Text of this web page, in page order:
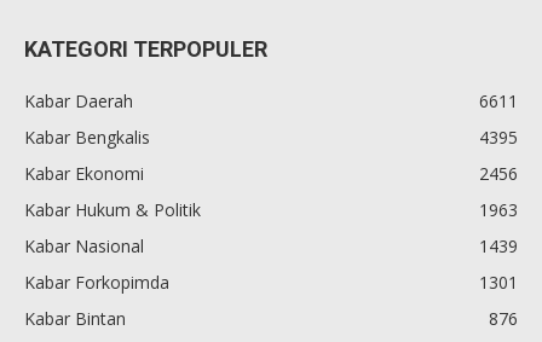
KATEGORI TERPOPULER
Kabar Daerah
6611
Kabar Bengkalis
4395
Kabar Ekonomi
2456
Kabar Hukum & Politik
1963
Kabar Nasional
1439
Kabar Forkopimda
1301
Kabar Bintan
876